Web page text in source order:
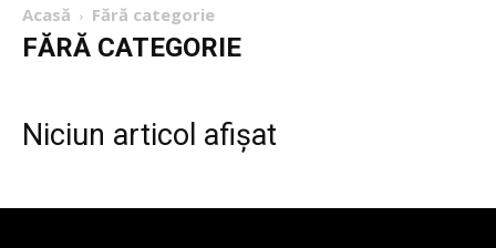
Acasă Fără categorie
FĂRĂ CATEGORIE
Niciun articol afișat